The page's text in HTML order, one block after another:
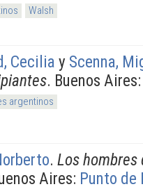
Walsh
Cecilia y Scenna,
. Buenos
argentinos
. Los hombres
Aires: Punto de